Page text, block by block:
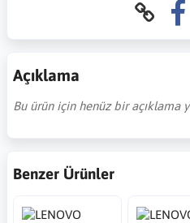
Açıklama
Bu ürün için henüz bir açıklama
Benzer Ürünler